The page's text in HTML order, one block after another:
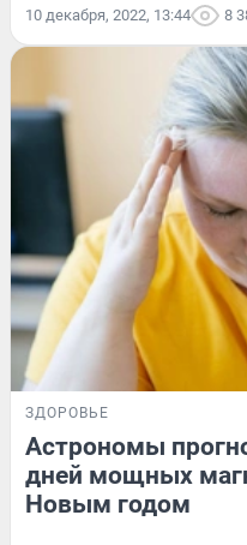
10 декабря, 2022, 13:44 8
ЗДОРОВЬЕ
Астрономы
дней мощных
Новым годом